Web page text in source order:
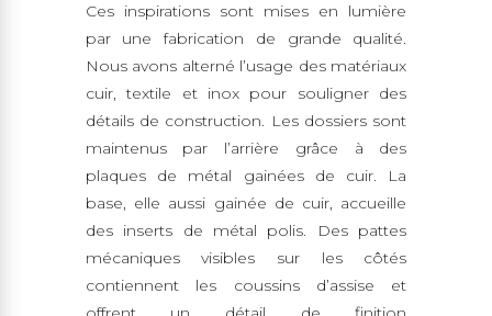
Ces inspirations sont mises en lumière
par une fabrication de grande qualité.
Nous avons alterné l’usage des matériaux
cuir, textile et inox pour souligner des
détails de construction. Les dossiers sont
maintenus par l’arrière grâce à des
plaques de métal gainées de cuir. La
base, elle aussi gainée de cuir, accueille
des inserts de métal polis. Des pattes
mécaniques visibles sur les côtés
contiennent les coussins d’assise et